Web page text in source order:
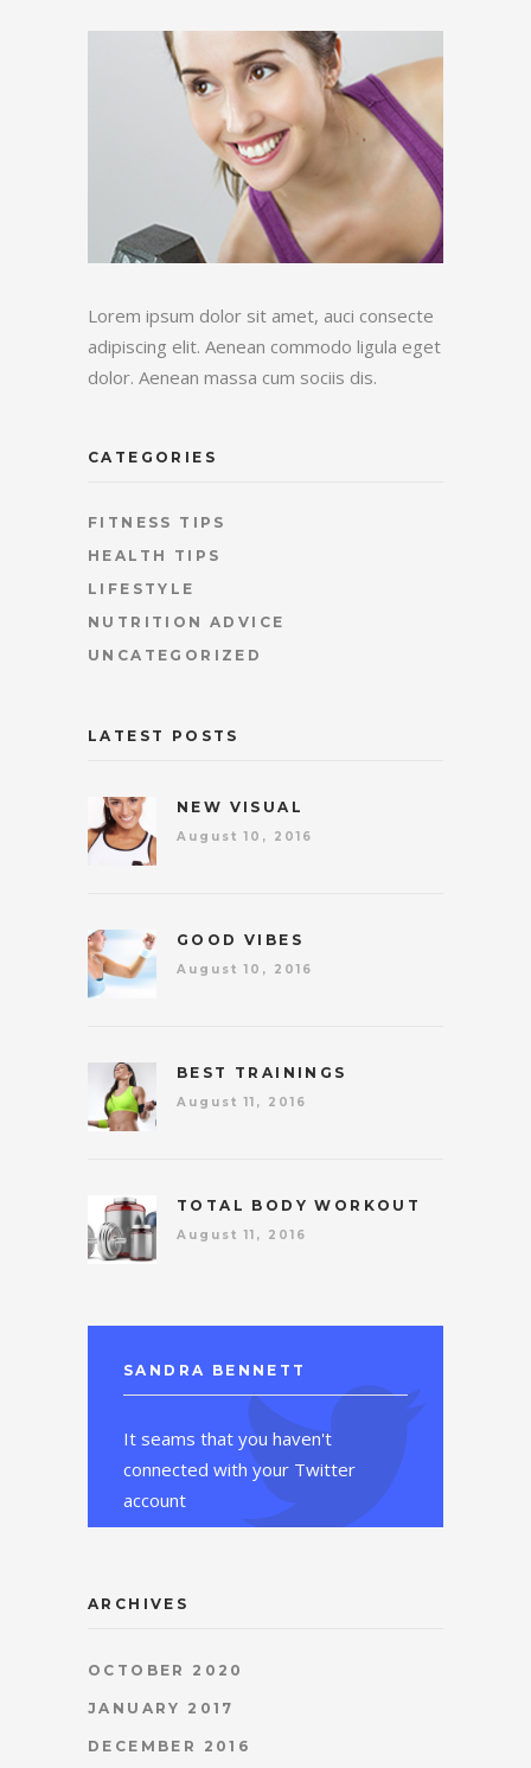
Lorem ipsum dolor sit amet, auci consecte
adipiscing elit. Aenean commodo ligula eget
dolor. Aenean massa cum sociis dis.
CATEGORIES
FITNESS TIPS
HEALTH TIPS
LIFESTYLE
NUTRITION ADVICE
UNCATEGORIZED
LATEST POSTS
NEW VISUAL
August 10, 2016
GOOD VIBES
August 10, 2016
BEST TRAININGS
August 11, 2016
TOTAL BODY WORKOUT
August 11, 2016
SANDRA BENNETT
It seams that you haven't
connected with your Twitter
account
ARCHIVES
OCTOBER 2020
JANUARY 2017
DECEMBER 2016